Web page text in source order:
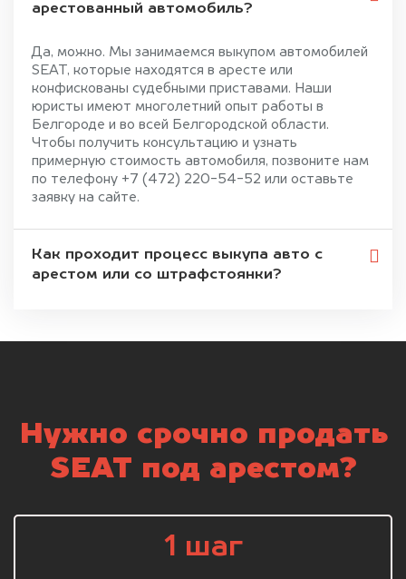
арестованный автомобиль?
Да, можно. Мы занимаемся выкупом автомобилей
SEAT, которые находятся в аресте или
конфискованы судебными приставами. Наши
юристы имеют многолетний опыт работы в
Белгороде и во всей Белгородской области.
Чтобы получить консультацию и узнать
примерную стоимость автомобиля, позвоните нам
по телефону +7 (472) 220-54-52 или оставьте
заявку на сайте.
Как проходит процесс выкупа авто с
арестом или со штрафстоянки?
Нужно срочно продать
SEAT под арестом?
1 шаг